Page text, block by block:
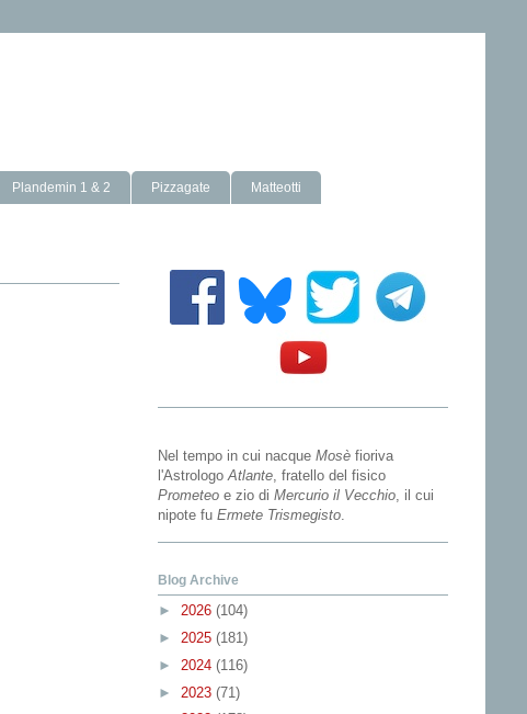
Plandemin 1 & 2 Pizzagate Matteotti
Nel tempo in cui nacque Mosè fioriva
l'Astrologo Atlante , fratello del fisico
Prometeo e zio di Mercurio il Vecchio , il cui
nipote fu Ermete Trismegisto
Blog Archive
► 2026 (104)
► 2025 (181)
► 2024 (116)
► 2023 (71)